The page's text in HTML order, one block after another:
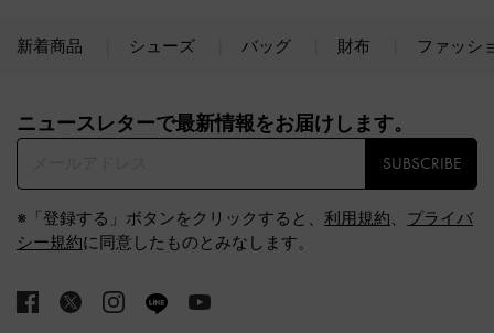
新着商品 シューズ バッグ 財布 ファッシ
ニュースレターで最新情報をお届けします。​
SUBSCRIBE
※「登録する」ボタンをクリックすると、 利用規約、 プライバ
シー規約に同意したものとみなします。